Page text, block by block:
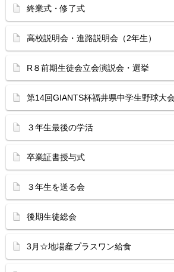
終業式・修了式
高校説明会・進路説明会（2年生）
R８前期生徒会立会演説会・選挙
第14回GIANTS杯福井県中学生野球大
３年生最後の学活
卒業証書授与式
３年生を送る会
後期生徒総会
3月☆地場産プラスワン給食